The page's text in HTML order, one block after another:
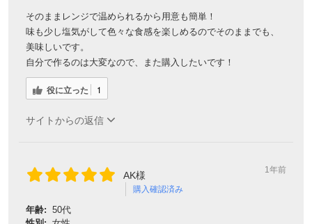
そのままレンジで温められるから用意も簡単！
味も少し塩気がして色々な食感を楽しめるのでそのままでも、
美味しいです。
自分で作るのは大変なので、また購入したいです！
役に立った 1
サイトからの返信
AK様
購入確認済み
1年前
年齢: 50代